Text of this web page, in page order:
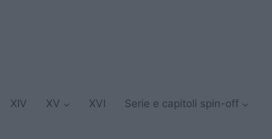
XIV XV XVI Serie e capitoli spin-off